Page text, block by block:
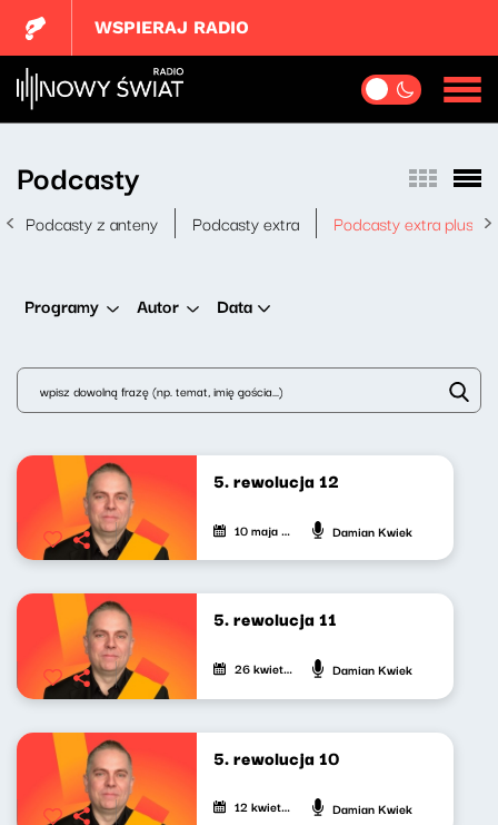
WSPIERAJ RADIO
Podcasty
Podcasty z anteny Podcasty extra Podcasty extra plus
Programy Autor Data
5. rewolucja 12
10 maja 2024 Damian Kwiek
5. rewolucja 11
26 kwietnia 2024 Damian Kwiek
5. rewolucja 10
12 kwietnia 2024 Damian Kwiek